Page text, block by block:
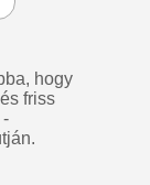
hogy
friss
-